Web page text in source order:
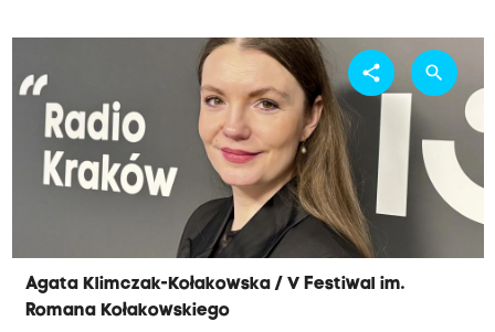
Agata Klimczak-Kołakowska / V Festiwal im.
Romana Kołakowskiego
share search